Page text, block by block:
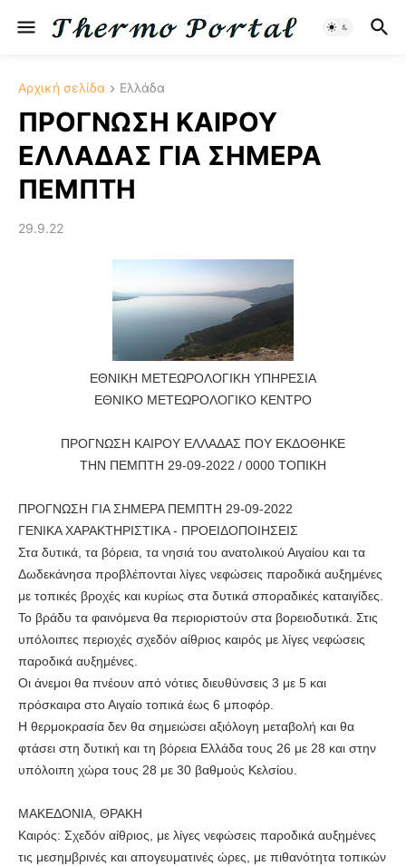
Αρχική σελίδα Ελλάδα
ΠΡΟΓΝΩΣΗ ΚΑΙΡΟΥ
ΕΛΛΑΔΑΣ ΓΙΑ ΣΗΜΕΡΑ
ΠΕΜΠΤΗ
29.9.22
ΕΘΝΙΚΗ ΜΕΤΕΩΡΟΛΟΓΙΚΗ ΥΠΗΡΕΣΙΑ
ΕΘΝΙΚΟ ΜΕΤΕΩΡΟΛΟΓΙΚΟ ΚΕΝΤΡΟ
ΠΡΟΓΝΩΣΗ ΚΑΙΡΟΥ ΕΛΛΑΔΑΣ ΠΟΥ ΕΚΔΟΘΗΚΕ
ΤHN ΠΕΜΠΤΗ 29-09-2022 / 0000 ΤΟΠΙΚΗ
ΠΡΟΓΝΩΣΗ ΓΙΑ ΣΗΜΕΡΑ ΠΕΜΠΤΗ 29-09-2022
ΓΕΝΙΚΑ ΧΑΡΑΚΤΗΡΙΣΤΙΚΑ - ΠΡΟΕΙΔΟΠΟΙΗΣΕΙΣ
Στα δυτικά, τα βόρεια, τα νησιά του ανατολικού Αιγαίου και τα
Δωδεκάνησα προβλέπονται λίγες νεφώσεις παροδικά αυξημένες
με τοπικές βροχές και κυρίως στα δυτικά σποραδικές καταιγίδες.
Το βράδυ τα φαινόμενα θα περιοριστούν στα βορειοδυτικά. Στις
υπόλοιπες περιοχές σχεδόν αίθριος καιρός με λίγες νεφώσεις
παροδικά αυξημένες.
Οι άνεμοι θα πνέουν από νότιες διευθύνσεις 3 με 5 και
πρόσκαιρα στο Αιγαίο τοπικά έως 6 μποφόρ.
Η θερμοκρασία δεν θα σημειώσει αξιόλογη μεταβολή και θα
φτάσει στη δυτική και τη βόρεια Ελλάδα τους 26 με 28 και στην
υπόλοιπη χώρα τους 28 με 30 βαθμούς Κελσίου.
ΜΑΚΕΔΟΝΙΑ, ΘΡΑΚΗ
Καιρός: Σχεδόν αίθριος, με λίγες νεφώσεις παροδικά αυξημένες
τις μεσημβρινές και απογευματινές ώρες, με πιθανότητα τοπικών